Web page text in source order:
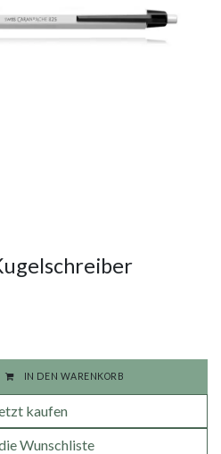
IN DEN WARENKORB
kaufen
Wunschliste